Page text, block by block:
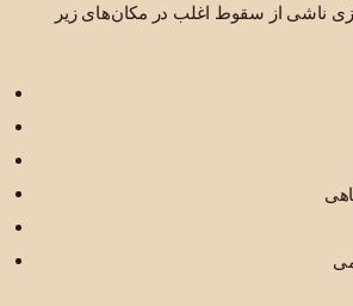
ناشی از سقوط اغلب در مکان‌های زیر